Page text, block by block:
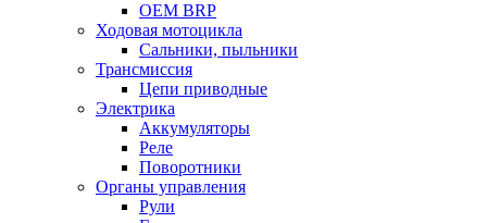
OEM BRP
Ходовая мотоцикла
Сальники, пыльники
Трансмиссия
Цепи приводные
Электрика
Аккумуляторы
Реле
Поворотники
Органы управления
Рули